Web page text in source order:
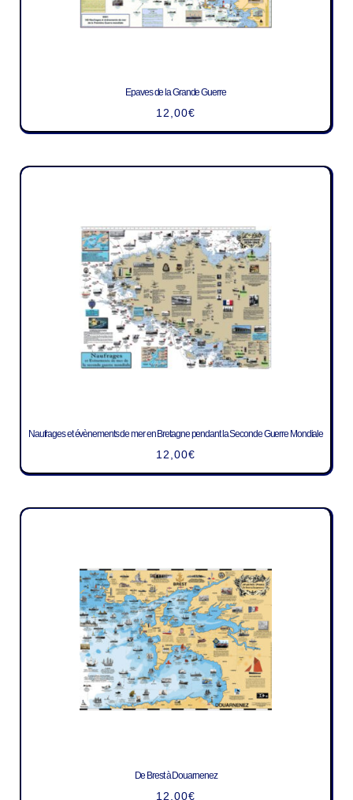
Epaves de la Grande Guerre
12,00€
Naufrages et évènements de mer en Bretagne pendant la Seconde Guerre Mondiale
12,00€
De Brest à Douarnenez
12,00€